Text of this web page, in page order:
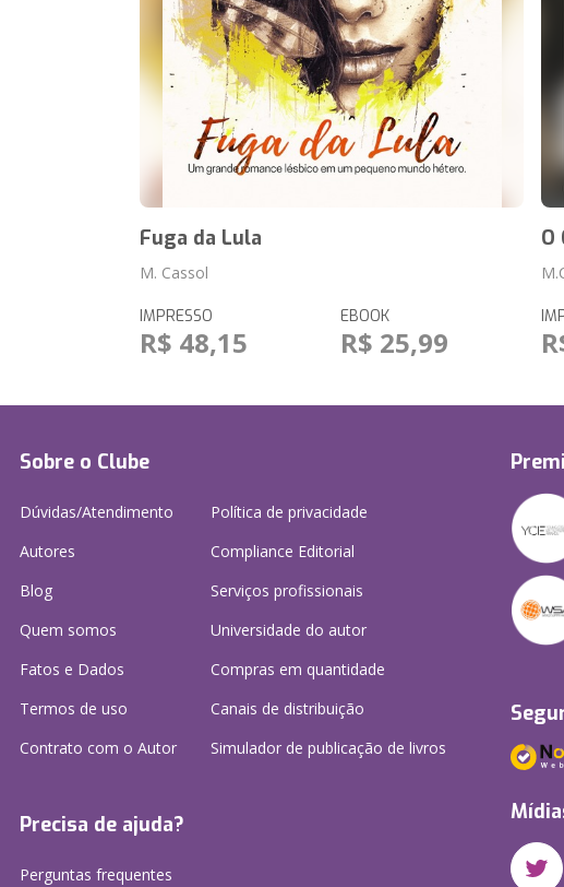
Fuga da Lula
M. Cassol
IMPRESSO
R$ 48,15
EBOOK
R$ 25,99
O
Sobre o Clube
Dúvidas/Atendimento
Autores
Blog
Quem somos
Fatos e Dados
Termos de uso
Contrato com o Autor
Política de privacidade
Compliance Editorial
Serviços profissionais
Universidade do autor
Compras em quantidade
Canais de distribuição
Simulador de publicação de livros
Precisa de ajuda?
Perguntas frequentes